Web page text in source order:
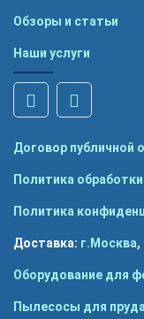
Обзоры и статьи
Наши услуги
Договор публичной
Политика
Политика
Доставка: г.Москва,
Оборудование для
Пылесосы для пруда